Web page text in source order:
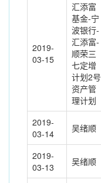
2019-
03-15
汇添富
基金-宁
波银行-
汇添富-
顺荣三
七定增
计划2号
资产管
理计划
2019-
03-14
吴绪顺
2019-
03-13
吴绪顺